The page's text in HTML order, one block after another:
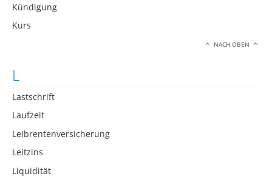
Kündigung
Kurs
NACH OBEN
L
Lastschrift
Laufzeit
Leibrentenversicherung
Leitzins
Liquidität